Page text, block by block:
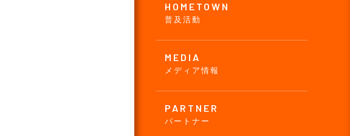
HOMETOWN
普及活動
MEDIA
メディア情報
PARTNER
パートナー